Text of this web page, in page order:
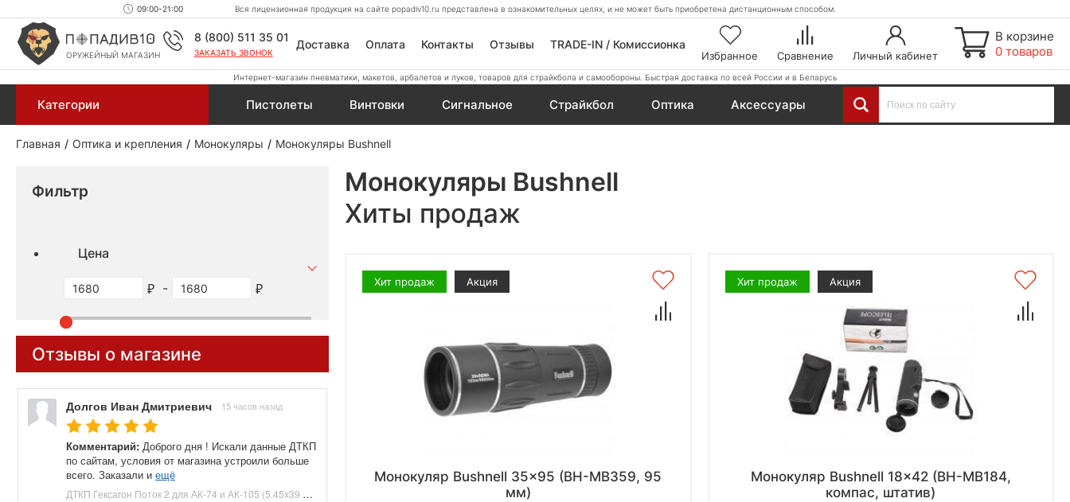
09:00-21:00 Вся лицензионная продукция на сайте popadiv10.ru представлена в ознакомительных целях, и не может быть приобретена дистанционным способом.
ОРУЖЕЙНЫЙ МАГАЗИН
8 (800) 511 35 01
ЗАКАЗАТЬ ЗВОНОК
Доставка Оплата Контакты Отзывы TRADE-IN / Комиссионка
Избранное Сравнение Личный кабинет
В корзине
0 товаров
Интернет-магазин пневматики, макетов, арбалетов и луков, товаров для страйкбола и самообороны. Быстрая доставка по всей России и в Беларусь
Категории Пистолеты Винтовки Сигнальное Страйкбол Оптика Аксессуары
Главная Оптика и крепления Монокуляры Монокуляры Bushnell
Фильтр
Цена
-
Отзывы о магазине
Долгов Иван Дмитриевич 15 часов назад
Комментарий: Доброго дня ! Искали данные ДТКП
по сайтам, условия от магазина устроили больше
всего. Заказали и ещё
ДТКП Гексагон Поток 2 для АК-74 и АК-105 (5.45x39 мм, M24x1.5, 170 мм, 7 камер, банка, сталь) купить в Москве и СПБ, цена 9900 руб. Доставка по РФ!
Монокуляры Bushnell
Хиты продаж
Хит продаж Акция
Монокуляр Bushnell 35x95 (BH-MB359, 95
мм)
Хит продаж Акция
Монокуляр Bushnell 18x42 (BH-MB184,
компас, штатив)